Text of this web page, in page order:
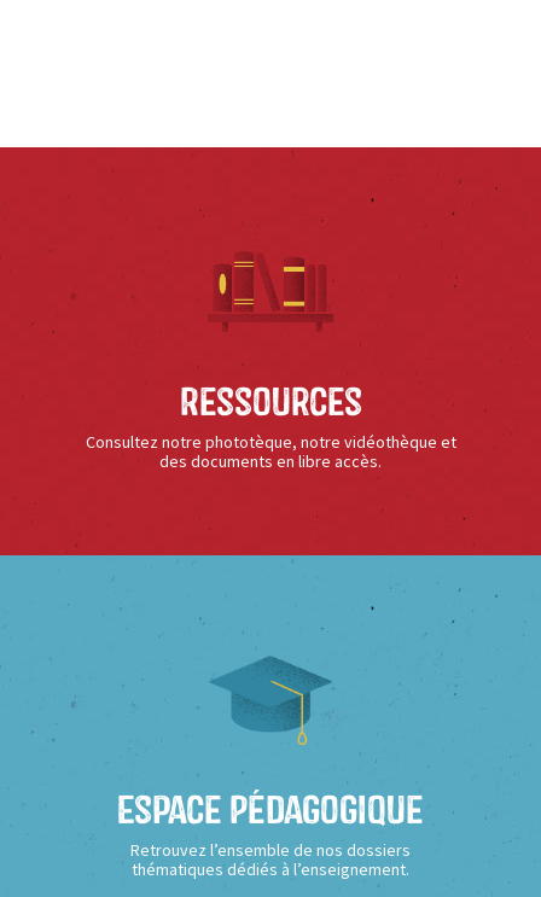
Ressources
Consultez notre phototèque, notre vidéothèque et
des documents en libre accès.
Espace Pédagogique
Retrouvez l’ensemble de nos dossiers
thématiques dédiés à l’enseignement.